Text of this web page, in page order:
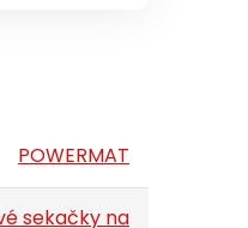
POWERMAT
sekačky na